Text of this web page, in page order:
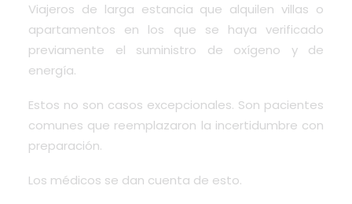
Viajeros de larga estancia que alquilen villas o
apartamentos en los que se haya verificado
previamente el suministro de oxígeno y de
energía.
Estos no son casos excepcionales. Son pacientes
comunes que reemplazaron la incertidumbre con
preparación.
Los médicos se dan cuenta de esto.